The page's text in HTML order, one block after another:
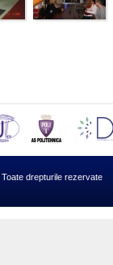
Toate drepturile rezervate